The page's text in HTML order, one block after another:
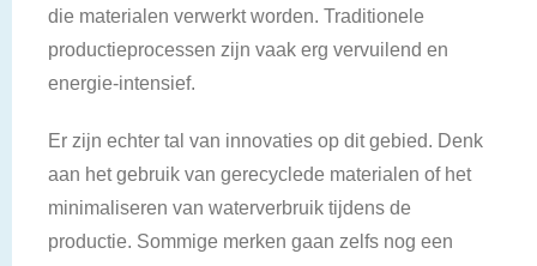
die materialen verwerkt worden. Traditionele
productieprocessen zijn vaak erg vervuilend en
energie-intensief.
Er zijn echter tal van innovaties op dit gebied. Denk
aan het gebruik van gerecyclede materialen of het
minimaliseren van waterverbruik tijdens de
productie. Sommige merken gaan zelfs nog een